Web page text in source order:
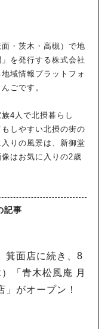
・茨木・高槻）で地
を発行する株式会社
域情報プラットフォ
ごです。
4人で北摂暮らし
しやすい北摂の街の
りの風景は、新御堂
はお気に入りの2歳
記事
箕面店に続き、8
「青木松風庵 月
」がオープン！